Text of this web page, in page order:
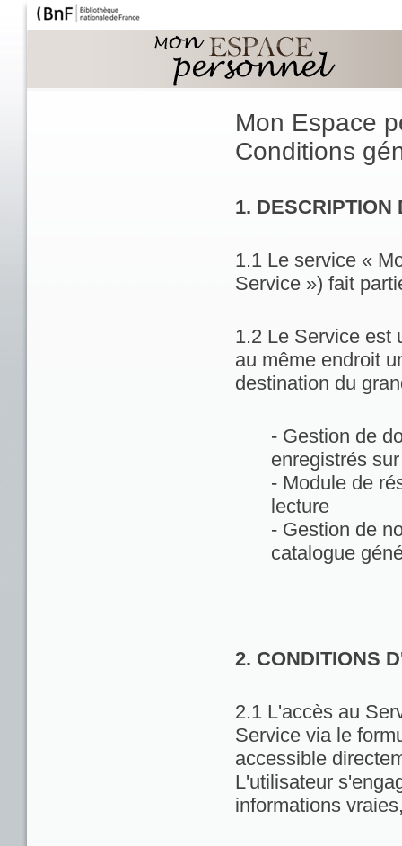
Mon Espace
Conditions
1. DESCRIPTION
1.1 Le service «
Service ») fait
1.2 Le Service est
au même endroit
destination du
- Gestion de
enregistrés
- Module de
lecture
- Gestion de
catalogue
2. CONDITIONS
2.1 L'accès au
Service via le
accessible
L'utilisateur
informations